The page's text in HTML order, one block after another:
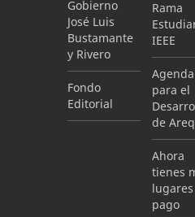
Gobierno
José Luis
Bustamante
y Rivero
Fondo
Editorial
Rama
IEEE
Agenda
para el
de
Ahora
tienes
pago